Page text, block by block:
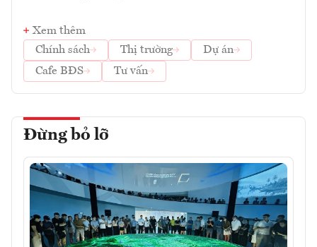
Xem thêm
Chính sách
Thị trường
Dự án
Cafe BĐS
Tư vấn
Đừng bỏ lỡ